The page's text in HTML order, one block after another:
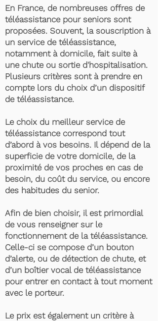
En France, de nombreuses offres de
téléassistance pour seniors sont
proposées. Souvent, la souscription à
un service de téléassistance,
notamment à domicile, fait suite à
une chute ou sortie d'hospitalisation.
Plusieurs critères sont à prendre en
compte lors du choix d’un dispositif
de téléassistance.
Le choix du meilleur service de
téléassistance correspond tout
d’abord à vos besoins. Il dépend de la
superficie de votre domicile, de la
proximité de vos proches en cas de
besoin, du coût du service, ou encore
des habitudes du senior.
Afin de bien choisir, il est primordial
de vous renseigner sur le
fonctionnement de la téléassistance.
Celle-ci se compose d’un bouton
d’alerte, ou de détection de chute, et
d’un boîtier vocal de téléassistance
pour entrer en contact à tout moment
avec le porteur.
Le prix est également un critère à